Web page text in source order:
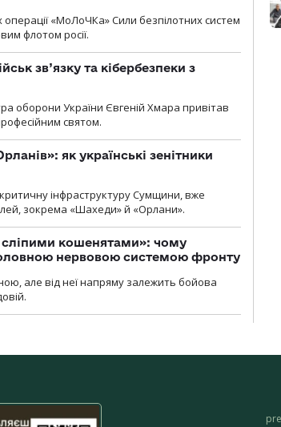
«МоЛоЧКа» Сили безпілотних систем
флотом росії.
зв’язку та кібербезпеки з
оборони України Євгеній Хмара привітав
святом.
як українські зенітники
інфраструктуру Сумщини, вже
зокрема «Шахеди» й «Орлани».
сліпими кошенятами»: чому
нервовою системою фронту
але від неї напряму залежить бойова